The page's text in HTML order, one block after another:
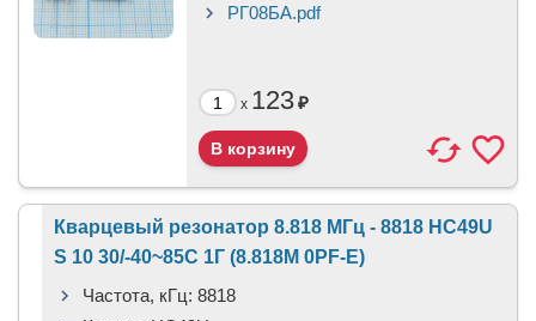
РГ08БА.pdf
x 123₽
Кварцевый резонатор 8.818 МГц - 8818 HC49U
S 10 30/-40~85C 1Г (8.818M 0PF-E)
Частота, кГц: 8818